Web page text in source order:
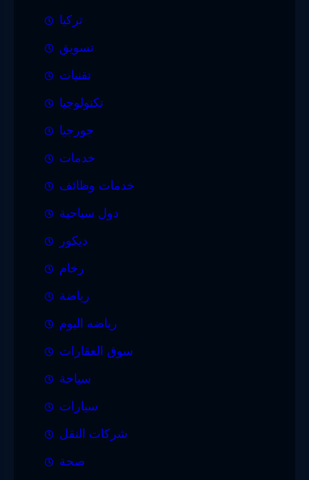
تركيا
تسويق
تقنيات
تكنولوجيا
جورجيا
خدمات
خدمات وظائف
دول سياحية
ديكور
رخام
رياضة
رياضه اليوم
سوق العقارات
سياحة
سيارات
شركات النقل
صحة